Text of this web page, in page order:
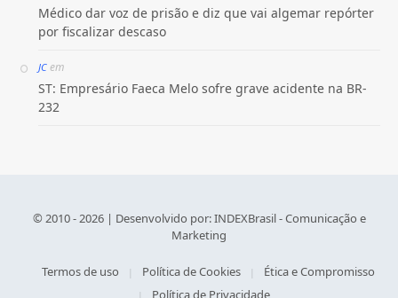
Médico dar voz de prisão e diz que vai algemar repórter
por fiscalizar descaso
JCem
ST: Empresário Faeca Melo sofre grave acidente na BR-
232
© 2010 - 2026 | Desenvolvido por:INDEXBrasil - Comunicação e
Marketing
Termos de uso Política de Cookies
Ética e Compromisso
Política de Privacidade